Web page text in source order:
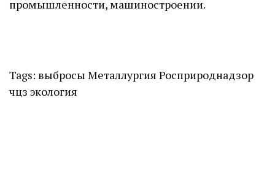
промышленности, машиностроении.
Tags: выбросы Металлургия Росприроднадзор
чцз экология